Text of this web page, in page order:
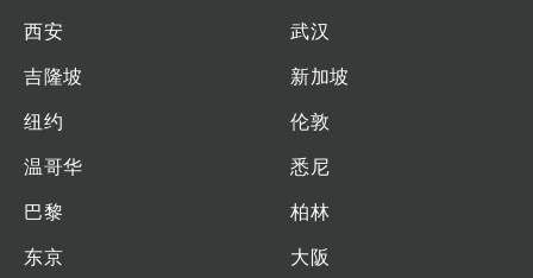
西安
武汉
吉隆坡
新加坡
纽约
伦敦
温哥华
悉尼
巴黎
柏林
东京
大阪